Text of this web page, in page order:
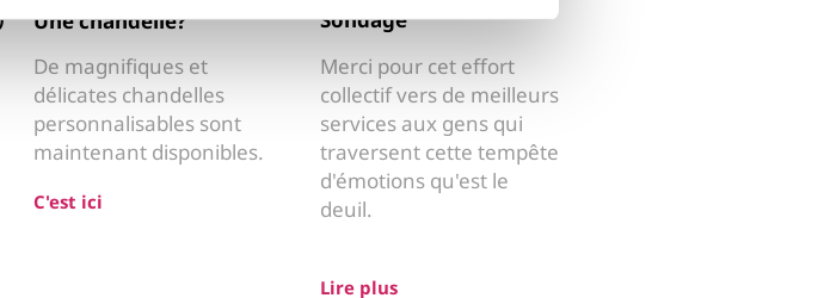
Une chandelle?
De magnifiques et
délicates chandelles
personnalisables sont
maintenant disponibles.
C'est ici
Sondage
Merci pour cet effort
collectif vers de meilleurs
services aux gens qui
traversent cette tempête
d'émotions qu'est le
deuil.
Lire plus